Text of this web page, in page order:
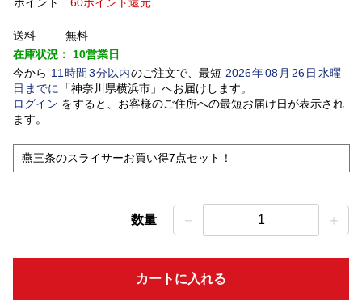
送料
無料
在庫状況： 10営業日
今から 11 時間 3分以内のご注文で、最短 2026年08 月 26日水曜
日 までに 「神奈川県横浜市」 へお届けします。
ログイン をすると、お客様のご住所への最短お届け日が表示され
ます。
燕三条のスライサーお買い得7点セット！
数量 － 1 ＋
カートに入れる